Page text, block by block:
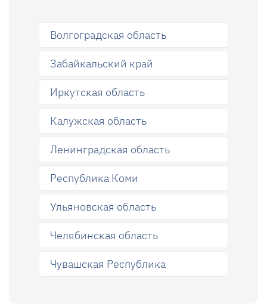
Волгоградская область
Забайкальский край
Иркутская область
Калужская область
Ленинградская область
Республика Коми
Ульяновская область
Челябинская область
Чувашская Республика